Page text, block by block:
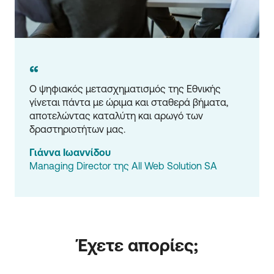
“
Ο ψηφιακός μετασχηματισμός της Εθνικής
γίνεται πάντα με ώριμα και σταθερά βήματα,
αποτελώντας καταλύτη και αρωγό των
δραστηριοτήτων μας.
Γιάννα Ιωαννίδου
Managing Director της All Web Solution SA
Έχετε απορίες;